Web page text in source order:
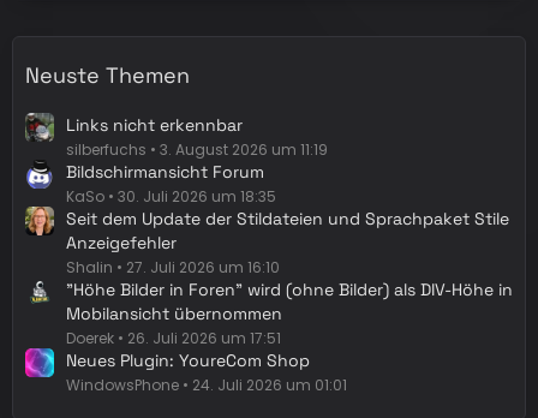
Neuste Themen
Links nicht erkennbar
silberfuchs 3. August 2026 um 11:19
Bildschirmansicht Forum
KaSo 30. Juli 2026 um 18:35
Seit dem Update der Stildateien und Sprachpaket Stile
Anzeigefehler
Shalin 27. Juli 2026 um 16:10
"Höhe Bilder in Foren" wird (ohne Bilder) als DIV-Höhe in
Mobilansicht übernommen
Doerek 26. Juli 2026 um 17:51
Neues Plugin: YoureCom Shop
WindowsPhone 24. Juli 2026 um 01:01